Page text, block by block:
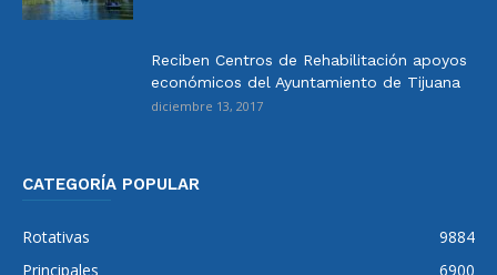
Reciben Centros de Rehabilitación apoyos
económicos del Ayuntamiento de Tijuana
diciembre 13, 2017
CATEGORÍA POPULAR
Rotativas
9884
Principales
6900